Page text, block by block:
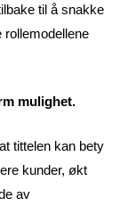
til å snakke
rollemodellene
mulighet.
tittelen kan bety
kunder, økt
av